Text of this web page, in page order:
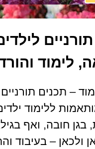
לימוד
– תכנים
ללימוד
בגן חובה, ואף
ולכאן – בעיבוד